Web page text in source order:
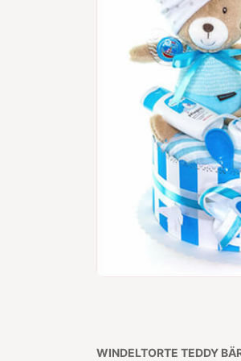
WINDELTORTE TEDDY